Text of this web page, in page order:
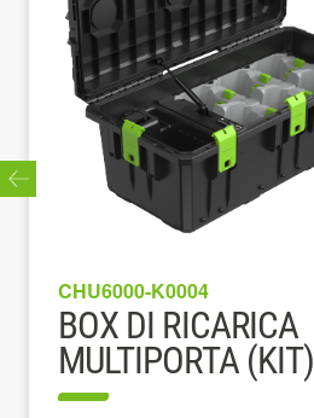
CHU6000-K0004
BOX DI RICARICA
MULTIPORTA (KIT)